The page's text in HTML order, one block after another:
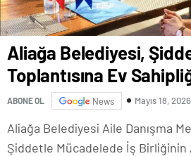
Aliağa Belediyesi,
Toplantısına Ev
ABONE OL News Mayıs 18,
Aliağa Belediyesi Aile Danışma
Şiddetle Mücadelede İş Birliğinin